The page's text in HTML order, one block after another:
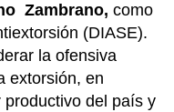
Zambrano, como
(DIASE).
la ofensiva
extorsión, en
del país y